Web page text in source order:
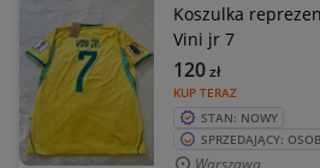
Koszulka
Vini jr 7
KUP TERAZ
120zł
STAN: NOWY
SPRZEDAJĄCY:
Warszawa